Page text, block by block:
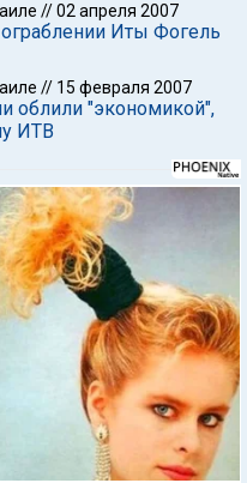
//02 апреля 2007
Иты Фогель
// 15 февраля 2007
облили "экономикой",
ИТВ